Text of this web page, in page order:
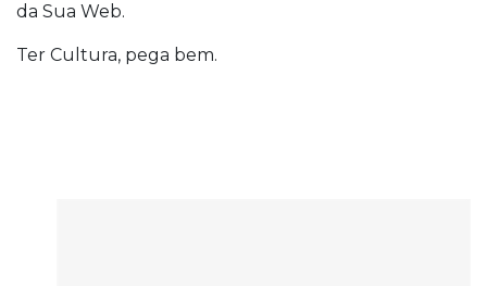
da Sua Web.
Ter Cultura, pega bem.